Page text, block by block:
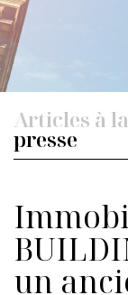
Articles à
presse
un